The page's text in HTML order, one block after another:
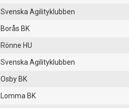
Svenska Agilityklubben
Borås BK
Rönne HU
Svenska Agilityklubben
Osby BK
Lomma BK